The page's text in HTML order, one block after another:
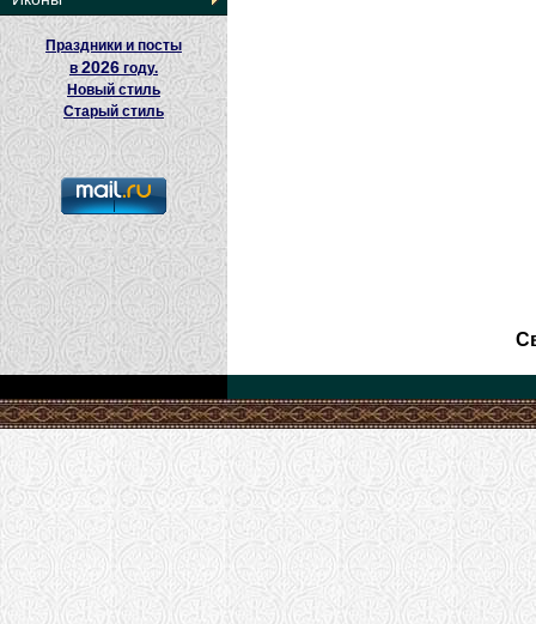
Праздники и посты
в2026 году.
Новый стиль
Старый стиль